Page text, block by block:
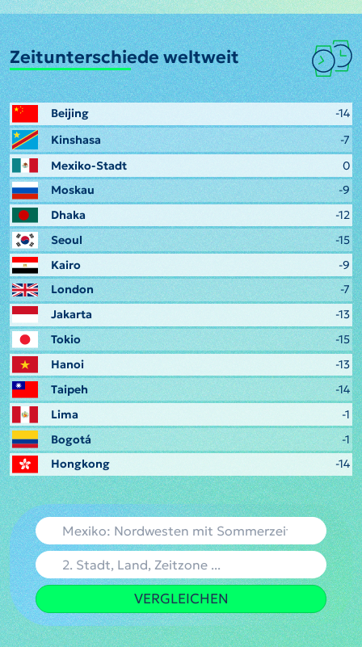
Zeitunterschiede weltweit
Beijing
-14
Kinshasa
-7
Mexiko-Stadt
0
Moskau
-9
Dhaka
-12
Seoul
-15
Kairo
-9
London
-7
Jakarta
-13
Tokio
-15
Hanoi
-13
Taipeh
-14
Lima
-1
Bogotá
-1
Hongkong
-14
VERGLEICHEN